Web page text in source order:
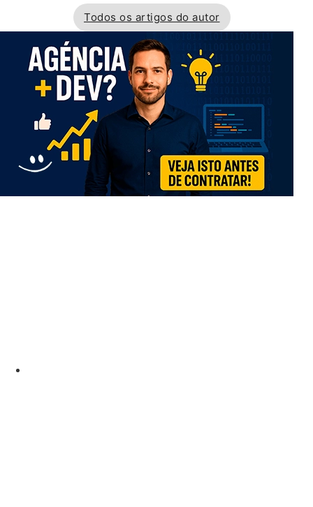
Todos os artigos do autor